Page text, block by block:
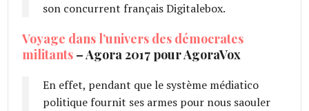
son concurrent français Digitalebox.
Voyage dans l’univers des démocrates
militants – Agora 2017 pour AgoraVox
En effet, pendant que le système médiatico
politique fournit ses armes pour nous saouler